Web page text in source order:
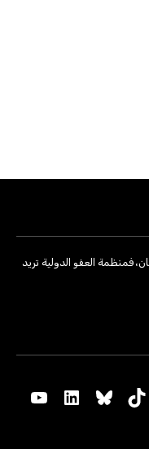
فمنظمة العفو الدولية تريد
TikTok
Bluesky
LinkedIn
YouTube